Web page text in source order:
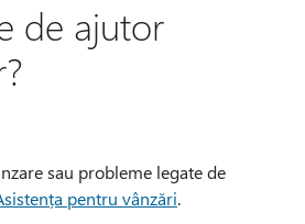
de ajutor
sau probleme legate de
pentru vânzări.